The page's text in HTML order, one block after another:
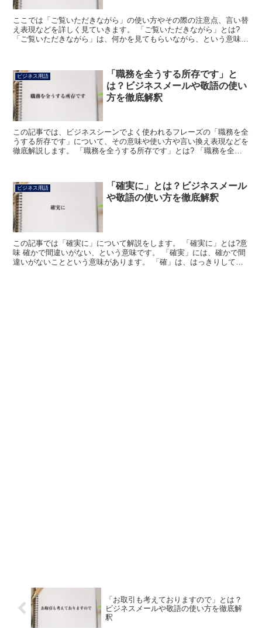
ここでは「ご覧いただきながら」の使い方やその際の注意点、言い替
え表現などを詳しく見ていきます。 「ご覧いただきながら」とは?
「ご覧いただきながら」は、何かを見てもらいながら、という意味に
ビジネス用語
「職務を全うする所存です」と
は？ビジネスメールや敬語の使い
方を徹底解釈
この記事では、ビジネスシーンでよく使われるフレーズの「職務を全
うする所存です」について、その意味や使い方や言い換え表現などを
徹底解説します。 「職務を全うする所存です」とは? 「職務を全う
ビジネス用語
「確実に」とは？ビジネスメール
や敬語の使い方を徹底解釈
この記事では「確実に」について解説をします。 「確実に」とは?意
味 確かで間違いがない、という意味です。 「確実」には、確かで間
違いがないことという意味があります。 「確」は、はっきりしてい
「お取引も考えておりますので」とは？
ビジネスメールや敬語の使い方を徹底解
釈